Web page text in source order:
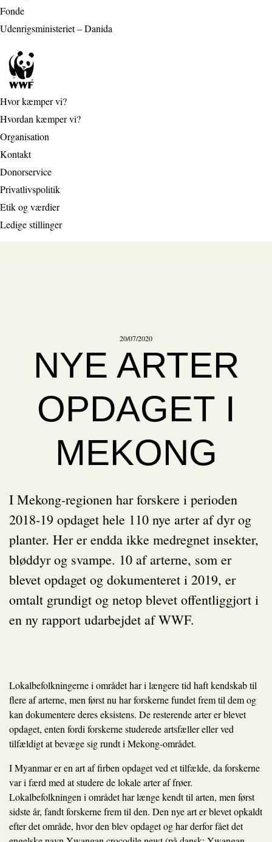
Fonde
Udenrigsministeriet – Danida
Hvor kæmper vi?
Hvordan kæmper vi?
Organisation
Kontakt
Donorservice
Privatlivspolitik
Etik og værdier
Ledige stillinger
20/07/2020
NYE ARTER
OPDAGET I
MEKONG
I Mekong-regionen har forskere i perioden
2018-19 opdaget hele 110 nye arter af dyr og
planter. Her er endda ikke medregnet insekter,
bløddyr og svampe. 10 af arterne, som er
blevet opdaget og dokumenteret i 2019, er
omtalt grundigt og netop blevet offentliggjort i
en ny rapport udarbejdet af WWF.
Lokalbefolkningerne i området har i længere tid haft kendskab til
flere af arterne, men først nu har forskerne fundet frem til dem og
kan dokumentere deres eksistens. De resterende arter er blevet
opdaget, enten fordi forskerne studerede artsfæller eller ved
tilfældigt at bevæge sig rundt i Mekong-området.
I Myanmar er en art af firben opdaget ved et tilfælde, da forskerne
var i færd med at studere de lokale arter af frøer.
Lokalbefolkningen i området har længe kendt til arten, men først
sidste år, fandt forskerne frem til den. Den nye art er blevet opkaldt
efter det område, hvor den blev opdaget og har derfor fået det